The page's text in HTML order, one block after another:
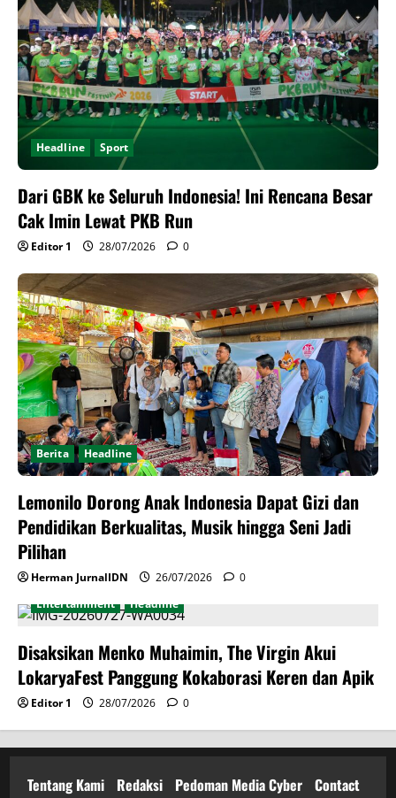
Headline Sport
Dari GBK ke Seluruh Indonesia! Ini Rencana Besar
Cak Imin Lewat PKB Run
Editor 1 28/07/2026 0
Berita Headline
Lemonilo Dorong Anak Indonesia Dapat Gizi dan
Pendidikan Berkualitas, Musik hingga Seni Jadi
Pilihan
Herman JurnalIDN 26/07/2026
0
Entertainment
Headline
Disaksikan Menko Muhaimin, The Virgin Akui
LokaryaFest Panggung Kokaborasi Keren dan Apik
Editor 1 28/07/2026 0
Tentang Kami Redaksi Pedoman Media Cyber Contact